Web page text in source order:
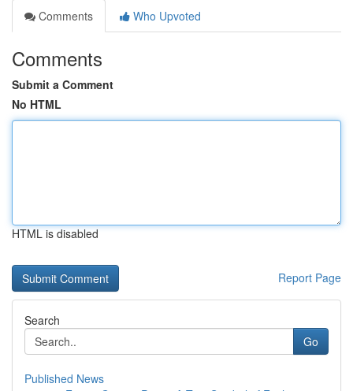
Comments
Who Upvoted
Comments
Submit a Comment
No HTML
HTML is disabled
Report Page
Search
Go
Published News